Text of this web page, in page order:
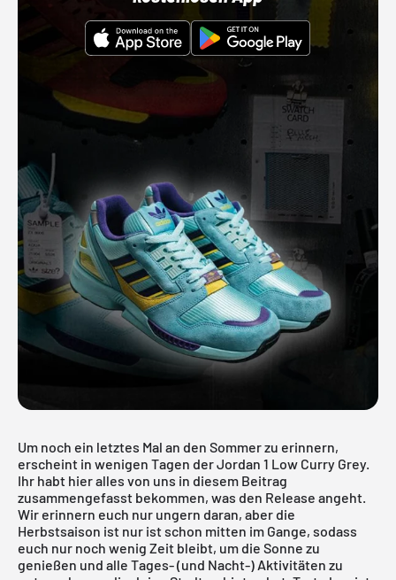
Um noch ein letztes Mal an den Sommer zu erinnern,
erscheint in wenigen Tagen der Jordan 1 Low Curry Grey.
Ihr habt hier alles von uns in diesem Beitrag
zusammengefasst bekommen, was den Release angeht.
Wir erinnern euch nur ungern daran, aber die
Herbstsaison ist nur ist schon mitten im Gange, sodass
euch nur noch wenig Zeit bleibt, um die Sonne zu
genießen und alle Tages- (und Nacht-) Aktivitäten zu